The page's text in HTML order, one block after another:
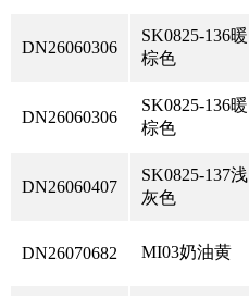
DN26060306
SK0825-136暖
棕色
DN26060306
SK0825-136暖
棕色
DN26060407
SK0825-137浅
灰色
DN26070682 MI03奶油黄